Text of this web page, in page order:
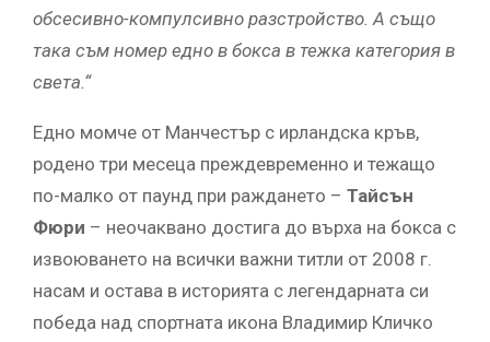
обсесивно-компулсивно разстройство. А също
така съм номер едно в бокса в тежка категория в
света.“
Едно момче от Манчестър с ирландска кръв,
родено три месеца преждевременно и тежащо
по-малко от паунд при раждането – Тайсън
Фюри – неочаквано достига до върха на бокса с
извоюването на всички важни титли от 2008 г.
насам и остава в историята с легендарната си
победа над спортната икона Владимир Кличко